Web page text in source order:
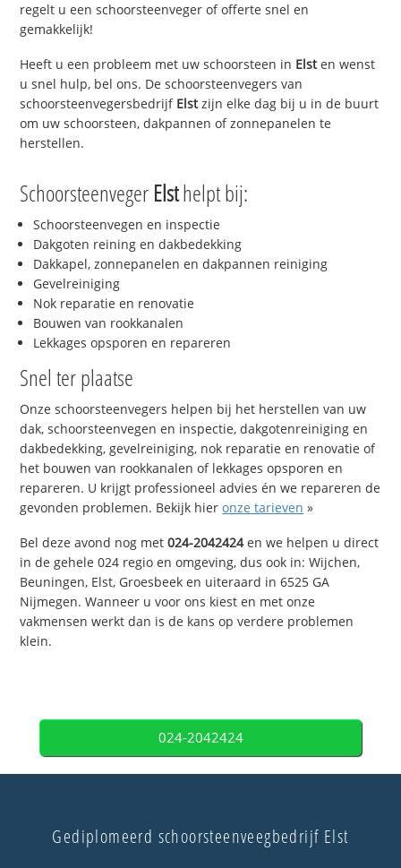
regelt u een schoorsteenveger of offerte snel en
gemakkelijk!
Heeft u een probleem met uw schoorsteen in Elsten wenst
u snel hulp, bel ons. De schoorsteenvegers van
schoorsteenvegersbedrijf Elstzijn elke dag bij u in de buurt
om uw schoorsteen, dakpannen of zonnepanelen te
herstellen.
Schoorsteenveger Elsthelpt bij:
Schoorsteenvegen en inspectie
Dakgoten reining en dakbedekking
Dakkapel, zonnepanelen en dakpannen reiniging
Gevelreiniging
Nok reparatie en renovatie
Bouwen van rookkanalen
Lekkages opsporen en repareren
Snel ter plaatse
Onze schoorsteenvegers helpen bij het herstellen van uw
dak, schoorsteenvegen en inspectie, dakgotenreiniging en
dakbedekking, gevelreiniging, nok reparatie en renovatie of
het bouwen van rookkanalen of lekkages opsporen en
repareren. U krijgt professioneel advies én we repareren de
gevonden problemen. Bekijk hieronze tarieven »
Bel deze avond nog met024-2042424en we helpen u direct
in de gehele 024 regio en omgeving, dus ook in: Wijchen,
Beuningen, Elst, Groesbeek en uiteraard in 6525 GA
Nijmegen. Wanneer u voor ons kiest en met onze
vakmensen werkt dan is de kans op verdere problemen
klein.
024-2042424
Gediplomeerd schoorsteenveegbedrijf Elst